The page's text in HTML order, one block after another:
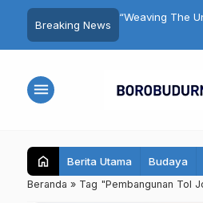
Breaking News
Kota Magelang
“Weaving The
Alsaira di
menu
home Berita Utama Budaya
Beranda » Tag "Pembangunan Tol